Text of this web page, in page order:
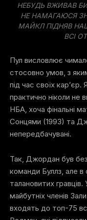
НЕБУДЬ ВЖИВАВ БИ
НЕ НАМАГАЮСЯ
МАЙКЛ ПІДНЯВ
ВСІ
Пул висловлює
стосовно умов, з
під час своїх
практично ніколи не
НБА, хоча фінальні
Сонцями (1993) та
непередбачувані.
Так, Джордан був
команди Буллз, але в
талановитих
майбутніх членів
входять до топ-75